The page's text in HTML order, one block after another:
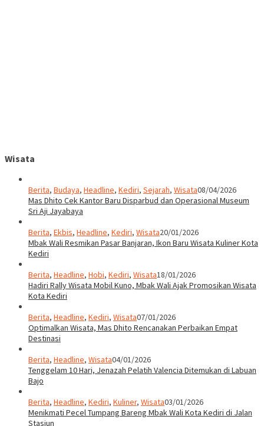
Wisata
Berita, Budaya, Headline, Kediri, Sejarah, Wisata08/04/2026
Mas Dhito Cek Kantor Baru Disparbud dan Operasional Museum
Sri Aji Jayabaya
Berita, Ekbis, Headline, Kediri, Wisata20/01/2026
Mbak Wali Resmikan Pasar Banjaran, Ikon Baru Wisata Kuliner Kota
Kediri
Berita, Headline, Hobi, Kediri, Wisata18/01/2026
Hadiri Rally Wisata Mobil Kuno, Mbak Wali Ajak Promosikan Wisata
Kota Kediri
Berita, Headline, Kediri, Wisata07/01/2026
Optimalkan Wisata, Mas Dhito Rencanakan Perbaikan Empat
Destinasi
Berita, Headline, Wisata04/01/2026
Tenggelam 10 Hari, Jenazah Pelatih Valencia Ditemukan di Labuan
Bajo
Berita, Headline, Kediri, Kuliner, Wisata03/01/2026
Menikmati Pecel Tumpang Bareng Mbak Wali Kota Kediri di Jalan
Stasiun